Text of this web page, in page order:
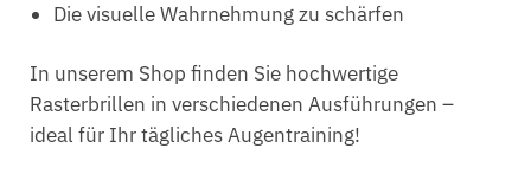
Die visuelle Wahrnehmung zu schärfen
In unserem Shop finden Sie hochwertige
Rasterbrillen in verschiedenen Ausführungen –
ideal für Ihr tägliches Augentraining!